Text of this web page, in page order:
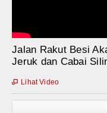
Jalan Rakut Besi
Jeruk dan Cabai
 Lihat Video